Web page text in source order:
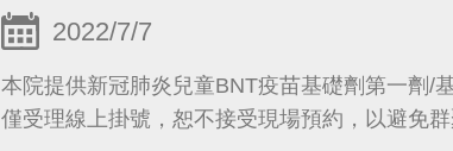
2022/7/7
本院提供新冠肺炎兒童BNT疫苗基礎劑第一劑/
僅受理線上掛號，恕不接受現場預約，以避免群